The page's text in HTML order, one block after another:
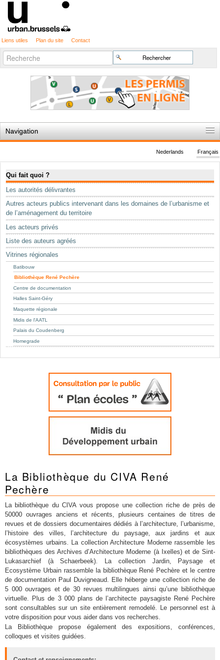
Liens utiles Plan du site Contact
Chercher par
Recherche
avancée…
Navigation
Règles du jeu
Permis d'urbanisme
Cartographie
Etudes et publications
Mots-clés
Renseignements urbanistiques
Français
Nederlands
Qui fait quoi ?
Les autorités délivrantes
Autres acteurs publics intervenant dans les domaines de l’urbanisme et
de l’aménagement du territoire
Les acteurs privés
Liste des auteurs agréés
Vitrines régionales
Batibouw
Bibliothèque René Pechère
Centre de documentation
Halles Saint-Géry
Maquette régionale
Midis de l'AATL
Palais du Coudenberg
Homegrade
La Bibliothèque du CIVA René
Pechère
La bibliothèque du CIVA vous propose une collection riche de près de
50000 ouvrages anciens et récents, plusieurs centaines de titres de
revues et de dossiers documentaires dédiés à l’architecture, l’urbanisme,
l’histoire des villes, l’architecture du paysage, aux jardins et aux
écosystèmes urbains. La collection Architecture Moderne rassemble les
bibliothèques des Archives d’Architecture Moderne (à Ixelles) et de Sint-
Lukasarchief (à Schaerbeek). La collection Jardin, Paysage et
Ecosystème Urbain rassemble la bibliothèque René Pechère et le centre
de documentation Paul Duvigneaud. Elle héberge une collection riche de
5 000 ouvrages et de 30 revues multilingues ainsi qu’une bibliothèque
virtuelle. Plus de 3 000 plans de l’architecte paysagiste René Pechère
sont consultables sur un site entièrement remodelé. Le personnel est à
votre disposition pour vous aider dans vos recherches.
La Bibliothèque propose également des expositions, conférences,
colloques et visites guidées.